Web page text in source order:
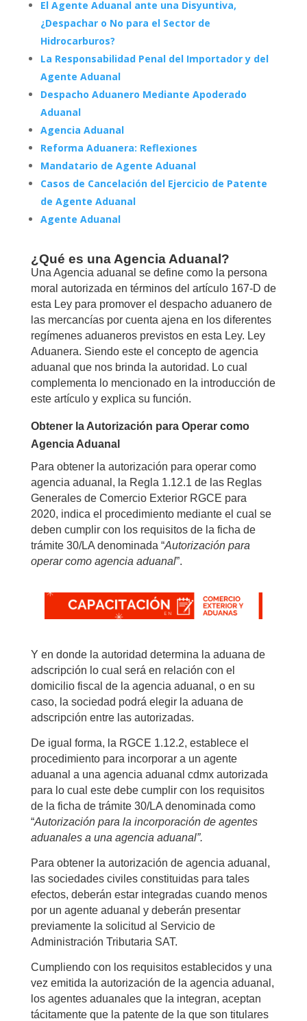
El Agente Aduanal ante una Disyuntiva,
¿Despachar o No para el Sector de
Hidrocarburos?
La Responsabilidad Penal del Importador y del
Agente Aduanal
Despacho Aduanero Mediante Apoderado
Aduanal
Agencia Aduanal
Reforma Aduanera: Reflexiones
Mandatario de Agente Aduanal
Casos de Cancelación del Ejercicio de Patente
de Agente Aduanal
Agente Aduanal
¿Qué es una Agencia Aduanal?
Una Agencia aduanal se define como la persona
moral autorizada en términos del artículo 167-D de
esta Ley para promover el despacho aduanero de
las mercancías por cuenta ajena en los diferentes
regímenes aduaneros previstos en esta Ley. Ley
Aduanera. Siendo este el concepto de agencia
aduanal que nos brinda la autoridad. Lo cual
complementa lo mencionado en la introducción de
este artículo y explica su función.
Obtener la Autorización para Operar como
Agencia Aduanal
Para obtener la autorización para operar como
agencia aduanal, la Regla 1.12.1 de las Reglas
Generales de Comercio Exterior RGCE para
2020, indica el procedimiento mediante el cual se
deben cumplir con los requisitos de la ficha de
trámite 30/LA denominada “Autorización para
operar como agencia aduanal”.
Y en donde la autoridad determina la aduana de
adscripción lo cual será en relación con el
domicilio fiscal de la agencia aduanal, o en su
caso, la sociedad podrá elegir la aduana de
adscripción entre las autorizadas.
De igual forma, la RGCE 1.12.2, establece el
procedimiento para incorporar a un agente
aduanal a una agencia aduanal cdmx autorizada
para lo cual este debe cumplir con los requisitos
de la ficha de trámite 30/LA denominada como
“Autorización para la incorporación de agentes
aduanales a una agencia aduanal”.
Para obtener la autorización de agencia aduanal,
las sociedades civiles constituidas para tales
efectos, deberán estar integradas cuando menos
por un agente aduanal y deberán presentar
previamente la solicitud al Servicio de
Administración Tributaria SAT.
Cumpliendo con los requisitos establecidos y una
vez emitida la autorización de la agencia aduanal,
los agentes aduanales que la integran, aceptan
tácitamente que la patente de la que son titulares